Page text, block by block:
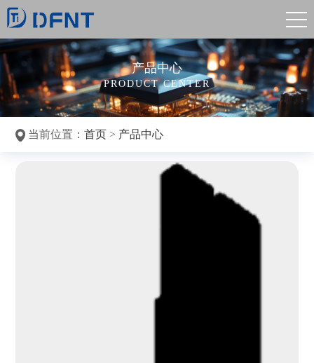
产品中心
PRODUCT CENTER
当前位置：首页 > 产品中心